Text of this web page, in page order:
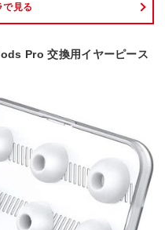
で見る
Pro 交換用イヤーピース